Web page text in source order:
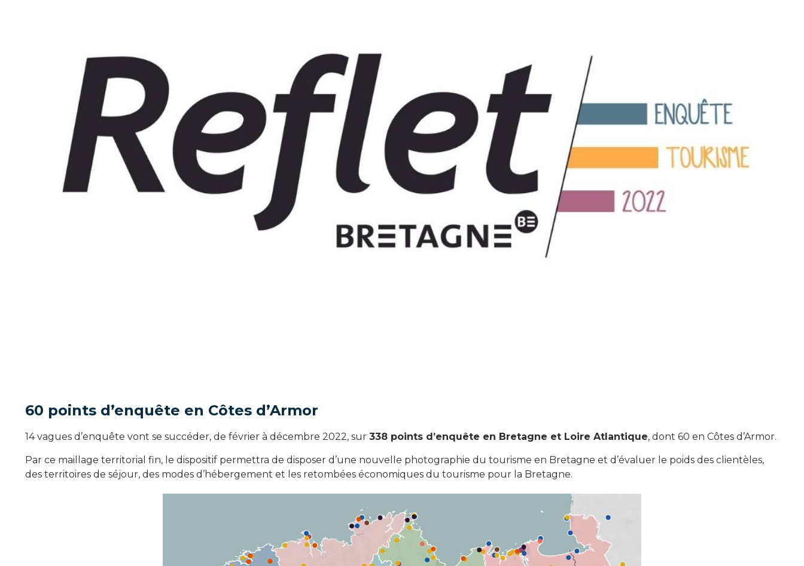
60 points d’enquête en Côtes d’Armor
14 vagues d’enquête vont se succéder, de février à décembre 2022, sur 338 points d’enquête en Bretagne et Loire Atlantique, dont 60 en Côtes d’Armor.
Par ce maillage territorial fin, le dispositif permettra de disposer d’une nouvelle photographie du tourisme en Bretagne et d’évaluer le poids des clientèles,
des territoires de séjour, des modes d’hébergement et les retombées économiques du tourisme pour la Bretagne.